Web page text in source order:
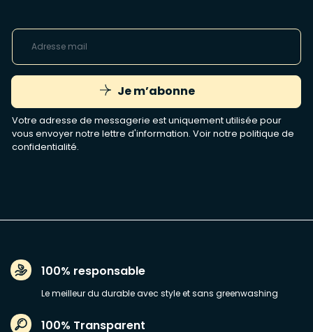
Je m’abonne
Votre adresse de messagerie est uniquement utilisée pour
vous envoyer notre lettre d'information. Voir notre politique de
confidentialité.
100% responsable
Le meilleur du durable avec style et sans greenwashing
100% Transparent